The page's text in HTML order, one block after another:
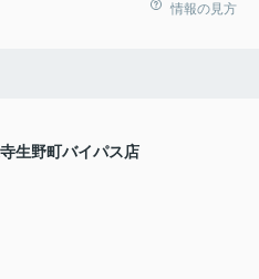
情報の見方
生野町バイパス店